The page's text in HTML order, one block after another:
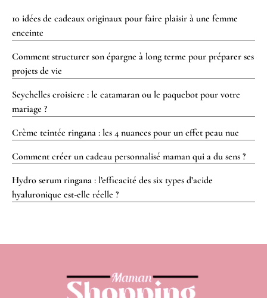
10 idées de cadeaux originaux pour faire plaisir à une femme
enceinte
Comment structurer son épargne à long terme pour préparer ses
projets de vie
Seychelles croisiere : le catamaran ou le paquebot pour votre
mariage ?
Crème teintée ringana : les 4 nuances pour un effet peau nue
Comment créer un cadeau personnalisé maman qui a du sens ?
Hydro serum ringana : l’efficacité des six types d’acide
hyaluronique est-elle réelle ?